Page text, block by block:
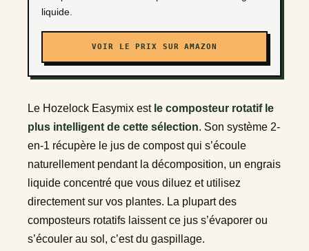
liquide.
VOIR LE PRIX SUR AMAZON
Le Hozelock Easymix est le composteur rotatif le
plus intelligent de cette sélection. Son système 2-
en-1 récupère le jus de compost qui s’écoule
naturellement pendant la décomposition, un engrais
liquide concentré que vous diluez et utilisez
directement sur vos plantes. La plupart des
composteurs rotatifs laissent ce jus s’évaporer ou
s’écouler au sol, c’est du gaspillage.